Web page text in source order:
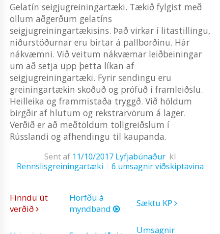
Gelatín seigjugreiningartæki. Tækið fylgist með
öllum aðgerðum gelatíns
seigjugreiningartækisins. Það virkar í litastillingu,
niðurstöðurnar eru birtar á pallborðinu. Hár
nákvæmni. Við veitum nákvæmar leiðbeiningar
um að setja upp þetta líkan af
seigjugreiningartæki. Fyrir sendingu eru
greiningartækin skoðuð og prófuð í framleiðslu.
Heilleika og frammistaða tryggð. Við höldum
birgðir af hlutum og rekstrarvörum á lager.
Verðið er að meðtöldum tollgreiðslum í
Rússlandi og afhendingu til kaupanda.
Sent af 11/10/2017 Lyfjabúnaður kl
Rennslisgreiningartæki
6 umsagnir viðskiptavina
Finndu út
verðið
Horfðu á
myndband
Sæktu KP
Umsagnir